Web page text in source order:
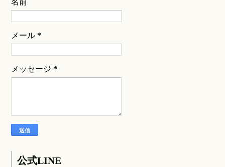
名前
メール*
メッセージ*
公式LINE